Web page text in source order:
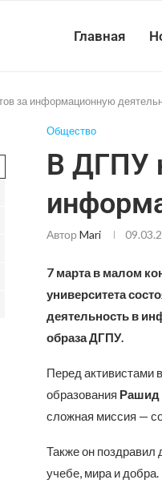
Главная
за информационную
Общество
В ДГПУ
Автор Mari
7 марта в малом
университета
деятельность в
образа ДГПУ.
Перед активистами
образования Рашид
сложная миссия —
Также он
учебе, мира и добра.